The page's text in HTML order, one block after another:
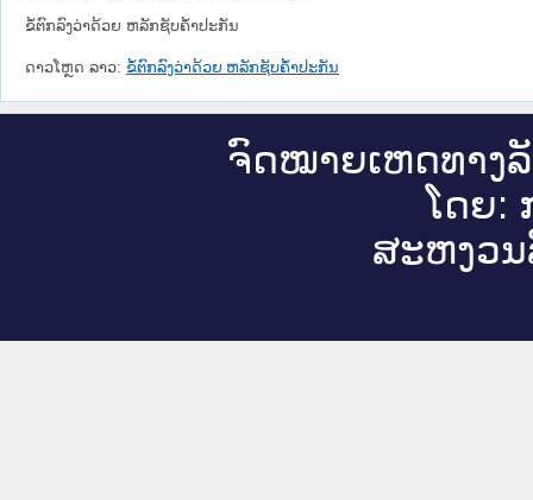
ຂໍ້ຕົກລົງວ່າດ້ວຍ ຫລັກຊັບຄ້ຳປະກັນ
ດາວໂຫຼດ ລາວ: ຂໍ້ຕົກລົງວ່າດ້ວຍ ຫລັກຊັບຄ້ຳປະກັນ
ຈົດ​ໝາຍ​ເຫດ​ທາງ​
ໂດຍ:
ສະ​ຫງວນ​